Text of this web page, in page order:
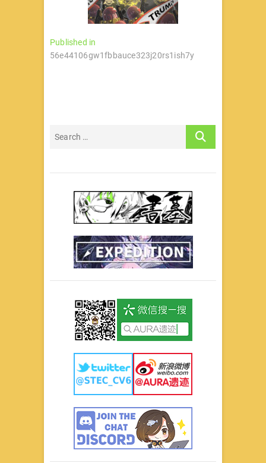
文
章
Published in
56e44106gw1fbbauce323j20rs1ish7y